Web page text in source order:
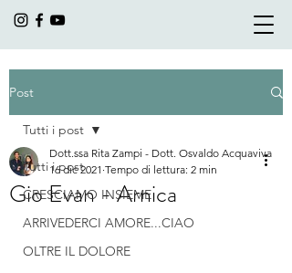
Post
Tutti i post
CRESCIAMO INSIEME
ARRIVEDERCI AMORE...CIAO
OLTRE IL DOLORE
Tutti i post
Gio Evan - Arnica
Dott.ssa Rita Zampi - Dott. Osvaldo Acquaviva
16 dic 2021 Tempo di lettura: 2 min